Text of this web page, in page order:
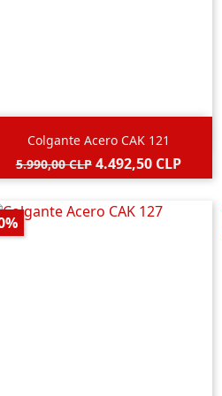
Colgante Acero CAK 121
Precio
base
5.990,00 CLP Precio
4.492,50 CLP
 Vista rápida